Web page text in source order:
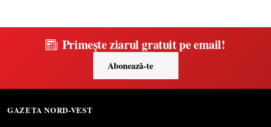
Primește ziarul gratuit pe email!
Abonează-te
GAZETA NORD-VEST